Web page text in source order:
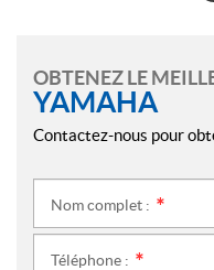
OBTENEZ LE
YAMAHA
Contactez-nous pour
Nom complet :
Téléphone :